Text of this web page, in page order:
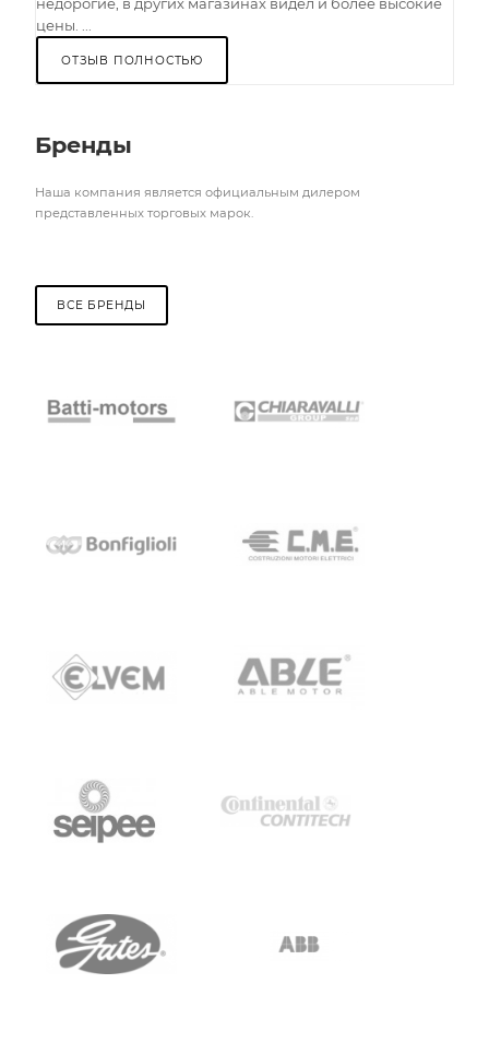
цены. ...
ОТЗЫВ ПОЛНОСТЬЮ
Бренды
Наша компания является официальным дилером
представленных торговых марок.
ВСЕ БРЕНДЫ